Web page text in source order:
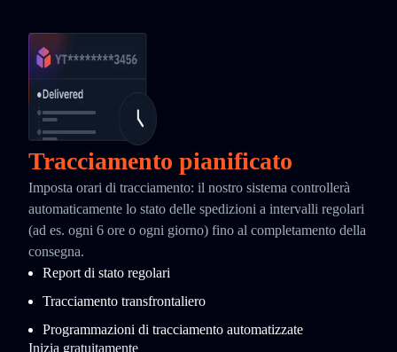
Tracciamento pianificato
Imposta orari di tracciamento: il nostro sistema controllerà
automaticamente lo stato delle spedizioni a intervalli regolari
(ad es. ogni 6 ore o ogni giorno) fino al completamento della
consegna.
Report di stato regolari
Tracciamento transfrontaliero
Programmazioni di tracciamento automatizzate
Inizia gratuitamente